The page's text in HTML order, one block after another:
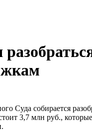
Суда собирается
3,7 млн руб.,